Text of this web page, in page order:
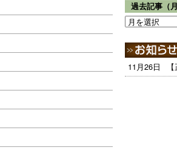
過去記事（月
11月26日